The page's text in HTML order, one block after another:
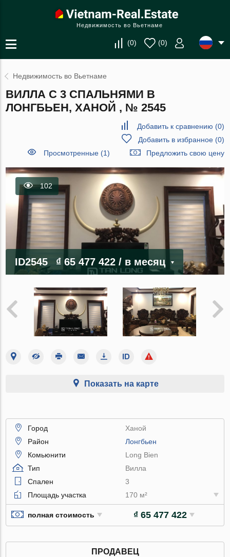
Недвижимость во Вьетнаме
(0) (0)
Недвижимость во Вьетнаме
ВИЛЛА С 3 СПАЛЬНЯМИ В
ЛОНГБЬЕН, ХАНОЙ , № 2545
Добавить к сравнению (0)
Добавить в избранное(0)
Просмотренные (1)
Предложить свою цену
102
ID2545 ₫ 65 477 422/ в месяц
Показать на карте
Город
Ханой
Район
Лонгбьен
Комьюнити
Long Bien
Тип
Вилла
Спален
3
Площадь участка
170 м²
полная стоимость ₫ 65 477 422
ПРОДАВЕЦ